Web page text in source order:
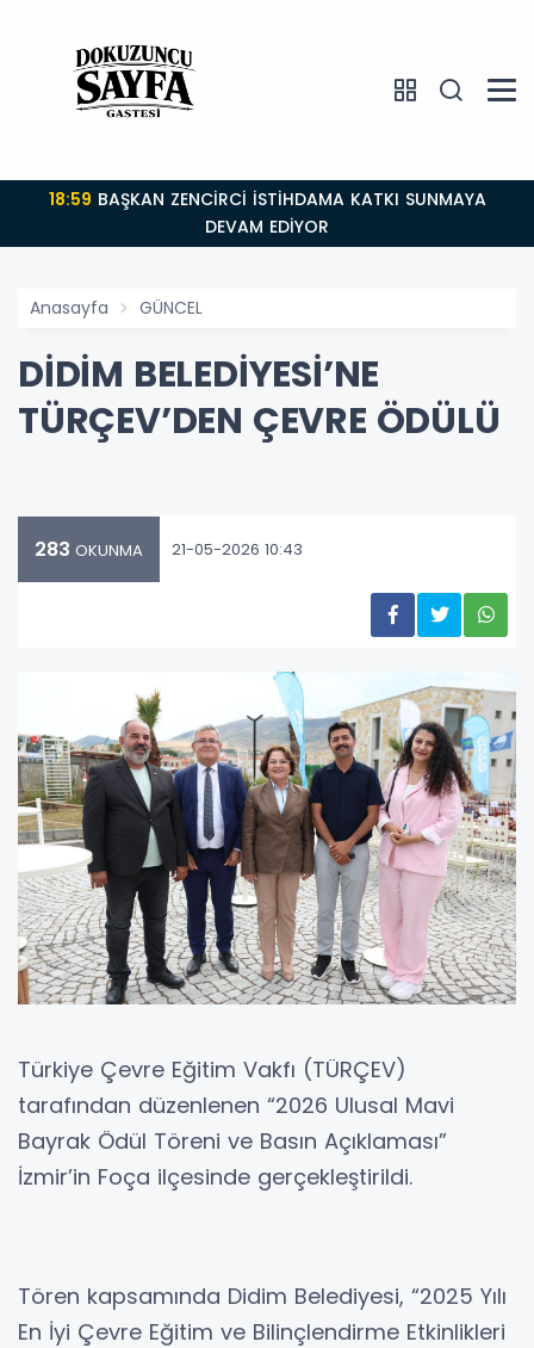
18:59
DEVAM EDİYOR
Anasayfa GÜNCEL
DİDİM BELEDİYESİ’NE
TÜRÇEV’DEN ÇEVRE ÖDÜLÜ
283 OKUNMA 21-05-2026 10:43
Türkiye Çevre Eğitim Vakfı (TÜRÇEV)
tarafından düzenlenen “2026 Ulusal Mavi
Bayrak Ödül Töreni ve Basın Açıklaması”
İzmir’in Foça ilçesinde gerçekleştirildi.
Tören kapsamında Didim Belediyesi, “2025 Yılı
En İyi Çevre Eğitim ve Bilinçlendirme Etkinlikleri